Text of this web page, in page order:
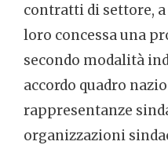
contratti di settore,
loro concessa una
secondo modalità
accordo quadro
rappresentanze
organizzazioni